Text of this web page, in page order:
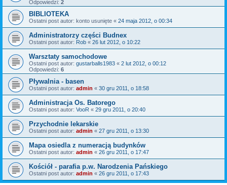
Odpowiedzi: 2
BIBLIOTEKA
Ostatni post autor: konto usunięte « 24 maja 2012, o 00:34
Administratorzy części Budnex
Ostatni post autor: Rob « 26 lut 2012, o 10:22
Warsztaty samochodowe
Ostatni post autor: gustarballs1983 « 2 lut 2012, o 00:12
Odpowiedzi: 6
Pływalnia - basen
Ostatni post autor: admin « 30 gru 2011, o 18:58
Administracja Os. Batorego
Ostatni post autor: VooR « 29 gru 2011, o 20:40
Przychodnie lekarskie
Ostatni post autor: admin « 27 gru 2011, o 13:30
Mapa osiedla z numeracją budynków
Ostatni post autor: admin « 26 gru 2011, o 17:47
Kościół - parafia p.w. Narodzenia Pańskiego
Ostatni post autor: admin « 26 gru 2011, o 17:43